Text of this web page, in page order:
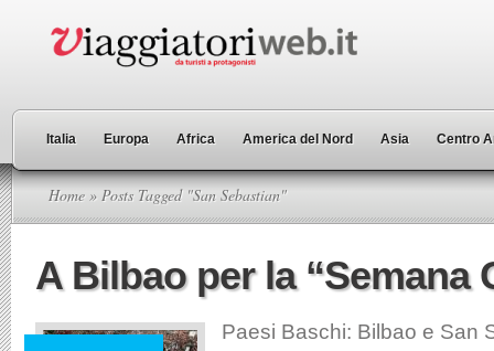
Italia Europa Africa America del Nord Asia Centro
Home » Posts Tagged "San Sebastian"
A Bilbao per la “Semana
Paesi Baschi: Bilbao e San